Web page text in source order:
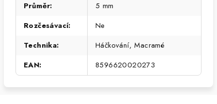
Průměr:
5 mm
Rozčesávací:
Ne
Technika:
Háčkování, Macramé
EAN: 8596620020273